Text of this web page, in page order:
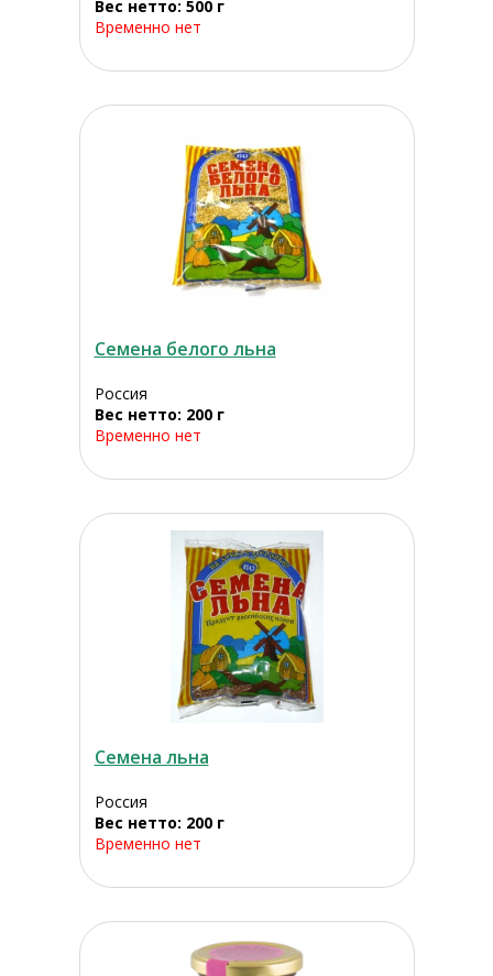
Вес нетто: 500 г
Временно нет
Семена белого льна
Россия
Вес нетто: 200 г
Временно нет
Семена льна
Россия
Вес нетто: 200 г
Временно нет